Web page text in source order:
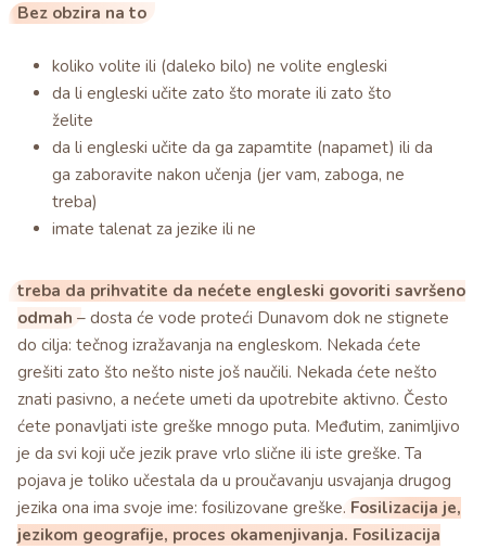
Bez obzira na to
koliko volite ili (daleko bilo) ne volite engleski
da li engleski učite zato što morate ili zato što
želite
da li engleski učite da ga zapamtite (napamet) ili da
ga zaboravite nakon učenja (jer vam, zaboga, ne
treba)
imate talenat za jezike ili ne
treba da prihvatite da nećete engleski govoriti savršeno
odmah – dosta će vode proteći Dunavom dok ne stignete
do cilja: tečnog izražavanja na engleskom. Nekada ćete
grešiti zato što nešto niste još naučili. Nekada ćete nešto
znati pasivno, a nećete umeti da upotrebite aktivno. Često
ćete ponavljati iste greške mnogo puta. Međutim, zanimljivo
je da svi koji uče jezik prave vrlo slične ili iste greške. Ta
pojava je toliko učestala da u proučavanju usvajanja drugog
jezika ona ima svoje ime: fosilizovane greške. Fosilizacija je,
jezikom geografije, proces okamenjivanja. Fosilizacija